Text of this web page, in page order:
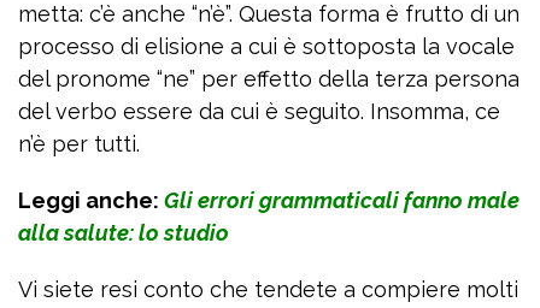
metta: c’è anche “n’è”. Questa forma è frutto di un
processo di elisione a cui è sottoposta la vocale
del pronome “ne” per effetto della terza persona
del verbo essere da cui è seguito. Insomma, ce
n’è per tutti.
Leggi anche: Gli errori grammaticali fanno male
alla salute: lo studio
Vi siete resi conto che tendete a compiere molti